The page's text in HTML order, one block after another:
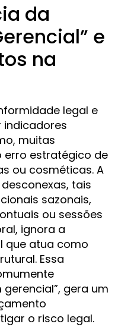
da
e
na
legal e
indicadores
muitas
erro estratégico de
ou cosméticas. A
tais
sazonais,
ou sessões
ignora a
que atua como
Essa
gera um
o risco legal.